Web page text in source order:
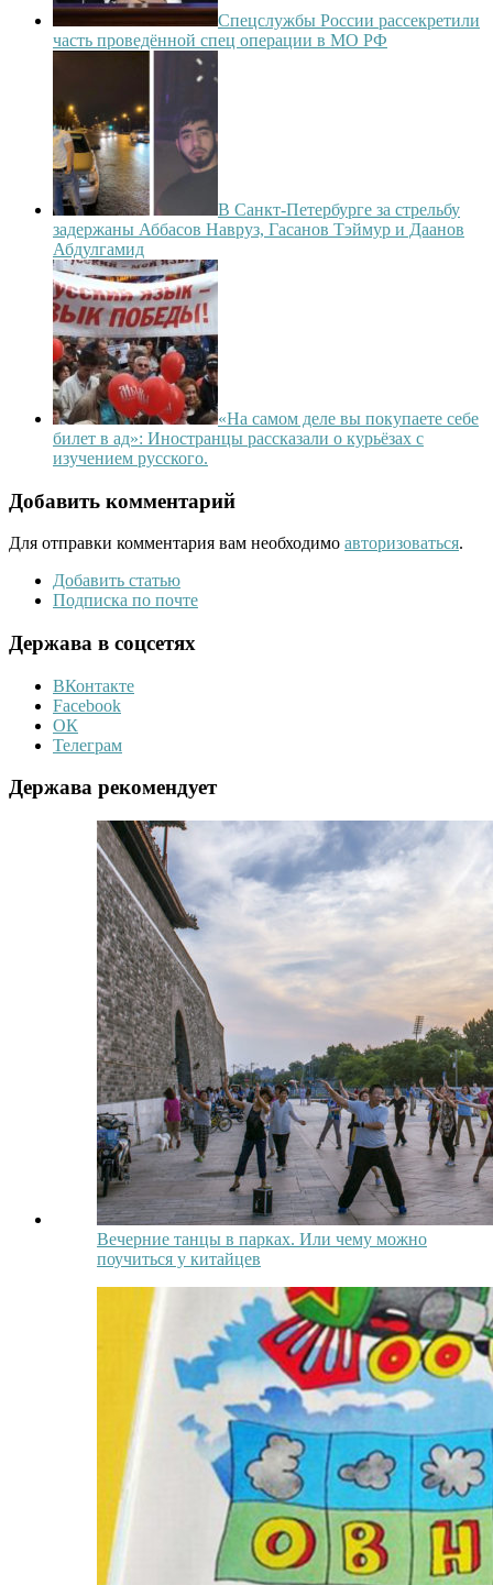
Спецслужбы России рассекретили
часть проведённой спец операции в МО РФ
В Санкт-Петербурге за стрельбу
задержаны Аббасов Навруз, Гасанов Тэймур и Даанов
Абдулгамид
«На самом деле вы покупаете себе
билет в ад»: Иностранцы рассказали о курьёзах с
изучением русского.
Добавить комментарий
Для отправки комментария вам необходимо авторизоваться.
Добавить статью
Подписка по почте
Держава в соцсетях
ВКонтакте
Facebook
ОК
Телеграм
Держава рекомендует
Вечерние танцы в парках. Или чему можно
поучиться у китайцев